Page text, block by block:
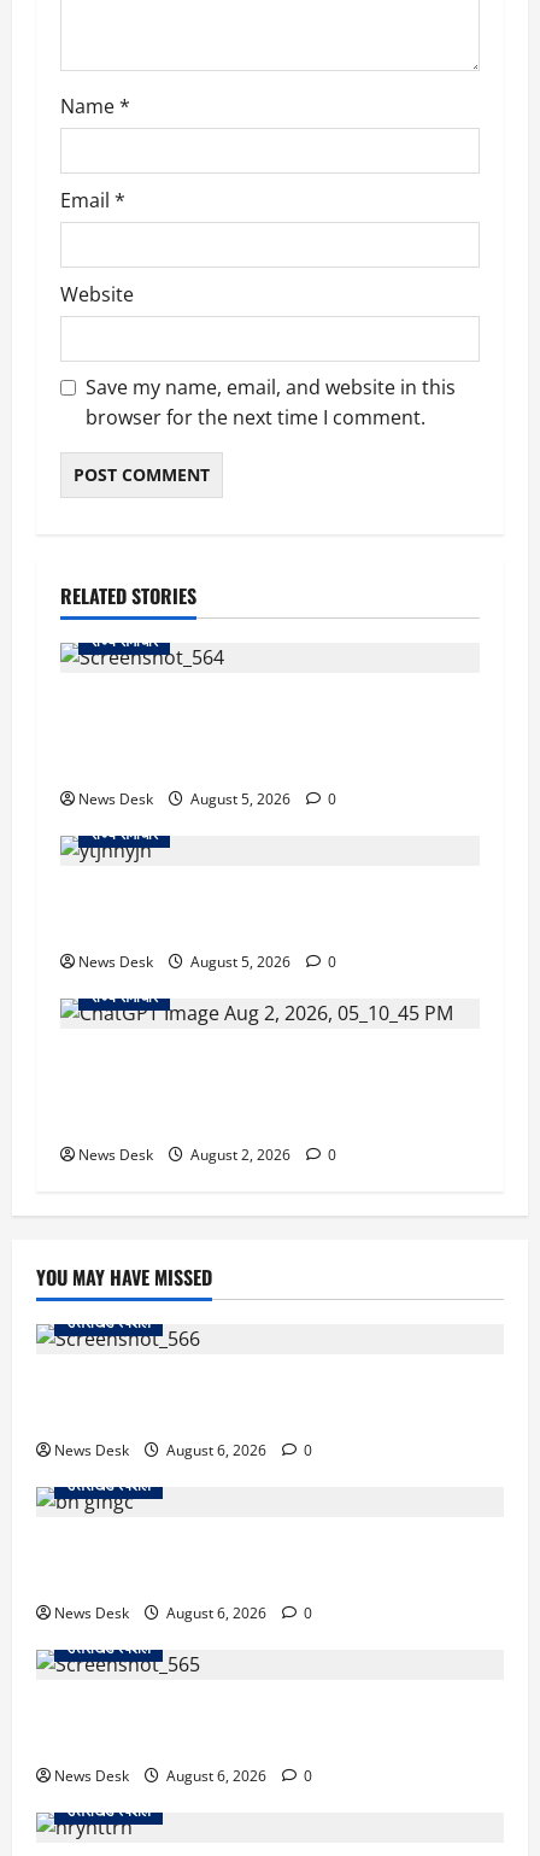
Name*
Email *
Website
Save my name, email, and website in this
browser for the next time I comment.
RELATED STORIES
राज्य समाचार
News Desk August 5, 2026
0
राज्य समाचार
News Desk August 5, 2026
0
राज्य समाचार
News Desk August 2, 2026 0
YOU MAY HAVE MISSED
उत्तराखंड स्पेशल
News Desk August 6, 2026
0
उत्तराखंड स्पेशल
News Desk August 6, 2026
0
उत्तराखंड स्पेशल
News Desk August 6, 2026
0
उत्तराखंड स्पेशल